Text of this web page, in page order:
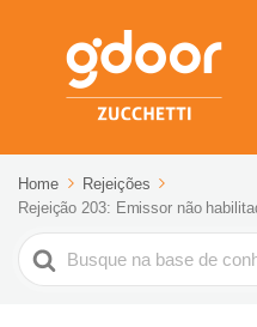
Home
Rejeições
Rejeição 203: Emissor não
Pesquisar